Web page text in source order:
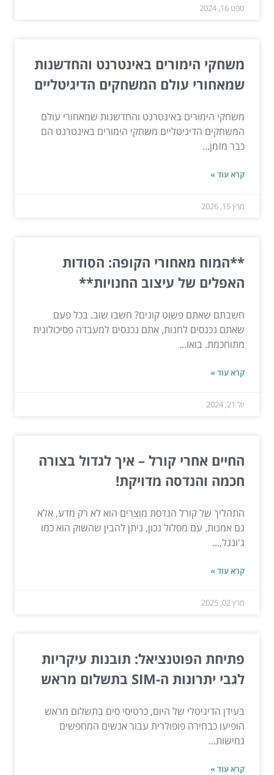
ספט 16, 2024
משחקי הימורים באינטרנט והחדשנות
שמאחורי עולם המשחקים הדיגיטליים
משחקי הימורים באינטרנט והחדשנות שמאחורי עולם
המשחקים הדיגיטליים משחקי הימורים באינטרנט הם
כבר מזמן...
קרא עוד »
מרץ 15, 2026
**המוח מאחורי הקופה: הסודות
האפלים של עיצוב החנויות**
חשבתם שאתם פשוט קונים? חשבו שוב. בכל פעם
שאתם נכנסים לחנות, אתם נכנסים למעבדה פסיכולוגית
מתוחכמת. בואו...
קרא עוד »
יול 21, 2024
החיים אחרי קורל – איך לגדול בצורה
חכמה והנדסה מדויקת!
התהליך של קורל הנדסת מוצרים הוא לא רק מדע, אלא
גם אמנות. עם מסלול נכון, ניתן להבין שהשוק הוא כמו
ג'ונגל,...
קרא עוד »
מרץ 02, 2025
פתיחת הפוטנציאל: תובנות עיקריות
לגבי יתרונות ה-SIM בתשלום מראש
בעידן הדיגיטלי של היום, כרטיסי סים בתשלום מראש
הופיעו כבחירה פופולרית עבור אנשים המחפשים
גמישות...
קרא עוד »